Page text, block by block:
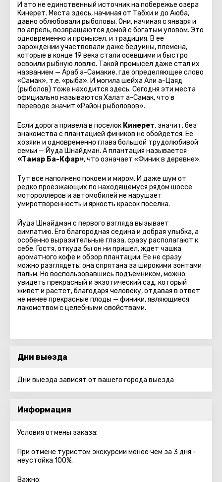
И это не единственный источник на побережье озера
Кинерет. Места здесь, начиная от Табхи и до Аюба,
давно облюбовали рыболовы. Они, начиная с января и
по апрель, возвращаются домой с богатым уловом. Это
одновременно и промысел, и традиция. В ее
зарождении участвовали даже бедуины, племена,
которые в конце 19 века стали осевшими и быстро
освоили рыбную ловлю. Такой промысел даже стал их
названием — Араб а-Самакие, где определяющее слово
«Самак», т.е. «рыба». И могила шейха Али а-Цаяд
(рыболов) тоже находится здесь. Сегодня эти места
официально называются Халат а-Самак, что в
переводе значит «Район рыболовов».
Если дорога привела в поселок Кинерет, значит, без
знакомства с плантацией фиников не обойдется. Ее
хозяин и одновременно глава большой трудолюбивой
семьи — Йуда Шнайдман. А плантация называется
«Тамар Ба-Кфар», что означает «Финик в деревне».
Тут все наполнено покоем и миром. И даже шум от
редко проезжающих по находящемуся рядом шоссе
мотороллеров и автомобилей не нарушает
умиротворенность и яркость красок поселка.
Йуда Шнайдман с первого взгляда вызывает
симпатию. Его благородная седина и добрая улыбка, а
особенно выразительные глаза, сразу располагают к
себе. Гостя, откуда бы он ни пришел, ждет чашка
ароматного кофе и обзор плантации. Ее не сразу
можно разглядеть: она спрятана за широкими зонтами
пальм. Но воспользовавшись подъемником, можно
увидеть прекрасный и экзотический сад, который
живет и растет, благодаря человеку, отдавая в ответ
не менее прекрасные плоды — финики, являющиеся
лакомством с целебными свойствами.
Дни выезда
Дни выезда зависят от вашего города выезда
Информация
Условия отмены заказа:
При отмене туристом экскурсии менее чем за 3 дня –
неустойка 100%.
Важно: